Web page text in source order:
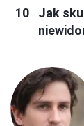
Jak